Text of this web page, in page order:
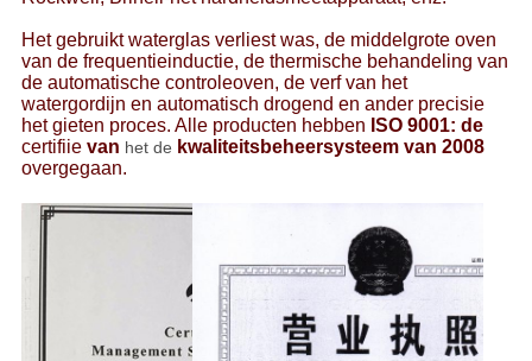
Het gebruikt waterglas verliest was, de middelgrote oven
van de frequentieinductie, de thermische behandeling van
de automatische controleoven, de verf van het
watergordijn en automatisch drogend en ander precisie
het gieten proces. Alle producten hebben ISO 9001: de
certifiie van het de kwaliteitsbeheersysteem van 2008
overgegaan.